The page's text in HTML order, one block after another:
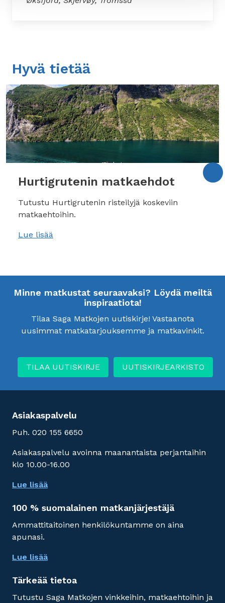
Hyvä tietää
Hurtigrutenin matkaehdot
Tutustu Hurtigrutenin risteilyjä koskeviin
matkaehtoihin.
Lue lisää
Minne matkustat seuraavaksi? Löydä meiltä
inspiraatiota!
Tilaa Saga Matkojen uutiskirje! Vastaanota
uusimmat matkatarjouksemme ja matkavinkit.
TILAA UUTISKIRJE UUTISKIRJEARKISTO
Asiakaspalvelu
Puh. 020 155 6650
Asiakaspalvelu avoinna maanantaista perjantaihin
klo 10.00-16.00
Lue lisää
100 % suomalainen matkanjärjestäjä
Ammattitaitoinen henkilökuntamme on aina
apunasi.
Lue lisää
Tärkeää tietoa
Tutustu Saga Matkojen vinkkeihin, matkaehtoihin ja